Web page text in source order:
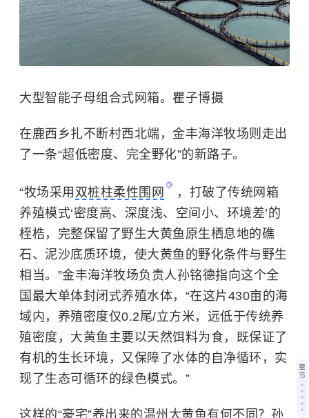
大型智能子母组合式网箱。瞿子博摄
在鹿西乡扎不断村西北端，金丰海洋牧场则走出
了一条“超低密度、完全野化”的新路子。
“牧场采用 双桩柱柔性围网
，打破了传统网箱
养殖模式‘密度高、深度浅、空间小、环境差’的
桎梏，完整保留了野生大黄鱼原生栖息地的礁
石、泥沙底质环境，使大黄鱼的野化条件与野生
相当。”金丰海洋牧场负责人孙铭德指向这个全
国最大单体封闭式养殖水体，“在这片430亩的海
域内，养殖密度仅0.2尾/立方米，远低于传统养
殖密度，大黄鱼主要以天然饵料为食，既保证了
有机的生长环境，又保障了水体的自净循环，实
现了生态可循环的绿色模式。”
这样的“豪宅”养出来的温州大黄鱼有何不同？孙
章
节